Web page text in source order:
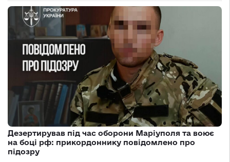
Дезертирував під час оборони Маріуполя та воює
на боці рф: прикордоннику повідомлено про
підозру